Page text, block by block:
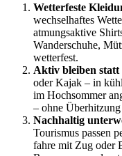
Wetterfeste
wechselhaftes
atmungsaktive
Wanderschuhe,
wetterfest.
Aktiv bleiben statt
oder Kajak – in
im Hochsommer
– ohne
Nachhaltig
Tourismus passen
fahre mit Zug oder